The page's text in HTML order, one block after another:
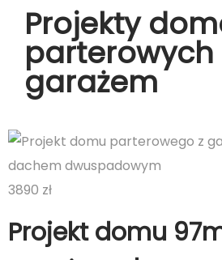
Projekty
parterowych
garażem
3890 zł
Projekt domu